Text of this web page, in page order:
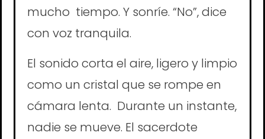
mucho tiempo. Y sonríe. “No”, dice
con voz tranquila.
El sonido corta el aire, ligero y limpio
como un cristal que se rompe en
cámara lenta. Durante un instante,
nadie se mueve. El sacerdote